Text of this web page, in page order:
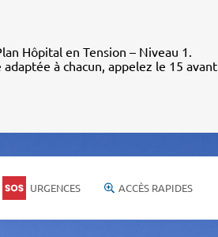
Hôpital en Tension – Niveau 1.
à chacun, appelez le 15 avant
URGENCES ACCÈS RAPIDES